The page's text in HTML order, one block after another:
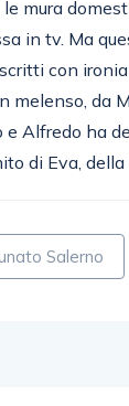
mura
in tv. Ma
con
melenso, da
Alfredo ha
di Eva,
Salerno